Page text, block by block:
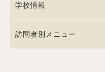
学校情報
訪問者別メニュー